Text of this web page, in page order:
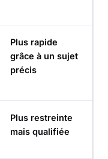
Plus rapide
grâce à un sujet
précis
Plus restreinte
mais qualifiée